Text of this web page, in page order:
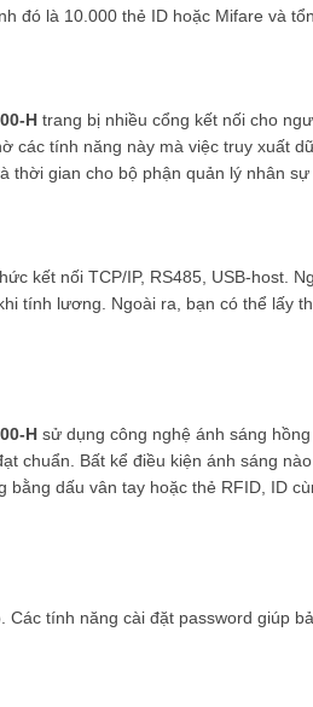
đó là 10.000 thẻ ID hoặc Mifare và
H trang bị nhiều cổng kết nối cho
các tính năng này mà việc truy xuất
gian cho bộ phận quản lý nhân sự
kết nối TCP/IP, RS485, USB-host.
tính lương. Ngoài ra, bạn có thể lấy
H sử dụng công nghệ ánh sáng
chuẩn. Bất kể điều kiện ánh sáng
dấu vân tay hoặc thẻ RFID, ID
tính năng cài đặt password giúp